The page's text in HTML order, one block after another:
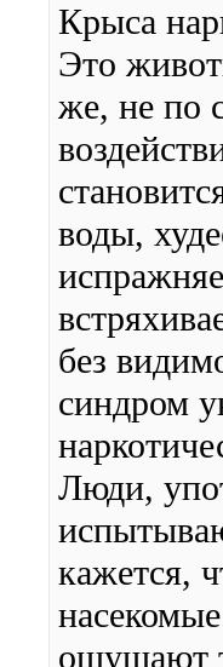
Крыса
Это
же, не по
воды,
без
синдром
Люди,
кажется,
ощущают